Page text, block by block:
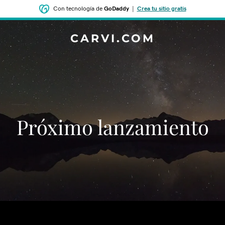
Con tecnología de GoDaddy| Crea tu sitio gratis
CARVI.COM
‌‌Próximo lanzamiento